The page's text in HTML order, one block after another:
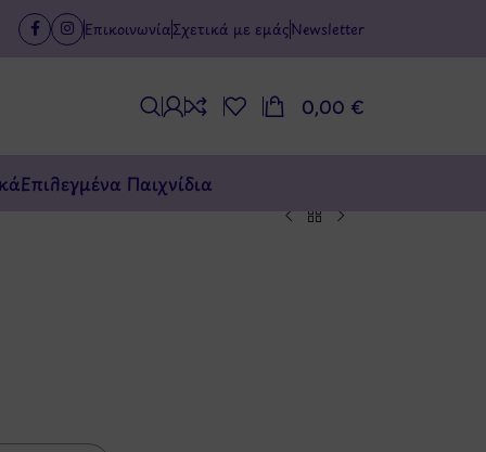
Επικοινωνία Σχετικά με εμάςNewsletter
0,00 €
Επιλεγμένα Παιχνίδια